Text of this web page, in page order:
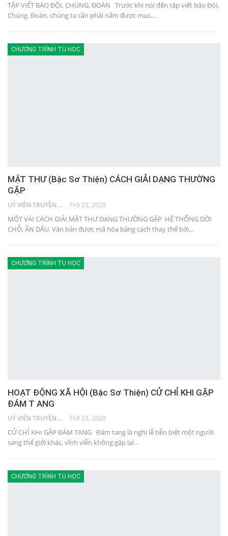
TẬP VIẾT BÁO ĐỘI, CHÚNG, ĐOÀN Trước khi nói đến tập viết báo Đội,
Chúng, Đoàn, chúng ta cần phải nắm được mục…
CHƯƠNG TRÌNH TU HỌC
MẬT THƯ (Bậc Sơ Thiện) CÁCH GIẢI DẠNG THƯỜNG
GẶP
UỶ VIÊN TRUYỀN THÔNG Th9 23, 2020
MỘT VÀI CÁCH GIẢI MẬT THƯ DẠNG THƯỜNG GẶP HỆ THỐNG DỜI
CHỖ, ẨN DẤU. Văn bản được mã hóa bằng cách thay thế bởi…
CHƯƠNG TRÌNH TU HỌC
HOẠT ĐỘNG XÃ HỘI (Bậc Sơ Thiện) CỬ CHỈ KHI GẶP
ĐÁM T ANG
UỶ VIÊN TRUYỀN THÔNG Th9 23, 2020
CỬ CHỈ KHI GẶP ĐÁM TANG Đám tang là nghi lễ tiễn biệt một người
sang thế giới khác, vĩnh viễn không gặp lại…
CHƯƠNG TRÌNH TU HỌC